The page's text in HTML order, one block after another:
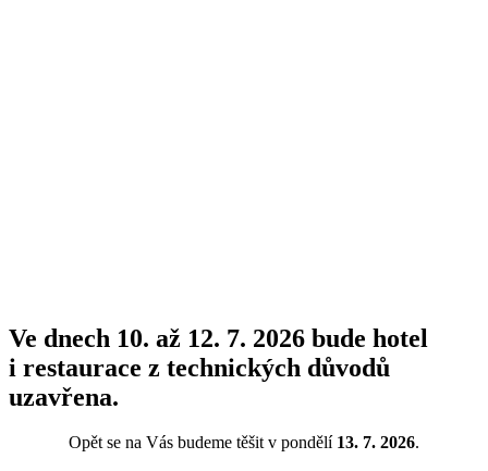
Ve dnech 10. až 12. 7. 2026 bude hotel
i restaurace z technických důvodů
uzavřena.
Opět se na Vás budeme těšit v pondělí 13. 7. 2026.